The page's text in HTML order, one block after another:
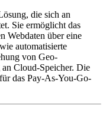
die sich an
Sie ermöglicht das
Webdaten über eine
automatisierte
von Geo-
Cloud-Speicher. Die
das Pay-As-You-Go-